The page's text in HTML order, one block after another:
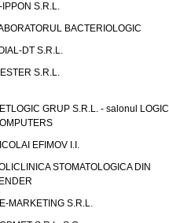
IPPON S.R.L.
BACTERIOLOGIC
DT S.R.L.
S.R.L.
GRUP S.R.L. - salonul LOGIC
EFIMOV I.I.
STOMATOLOGICA DIN
MARKETING S.R.L.